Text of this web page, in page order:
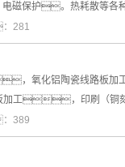
保护。热耗散等各种
281
，氧化铝陶瓷线路
加工，印刷（
389